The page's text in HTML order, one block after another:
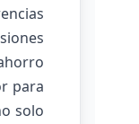
para
solo